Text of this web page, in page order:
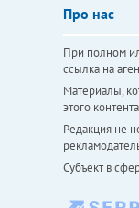
Про нас
При полном
ссылка на
Материалы,
этого
Редакция не
Субъект в